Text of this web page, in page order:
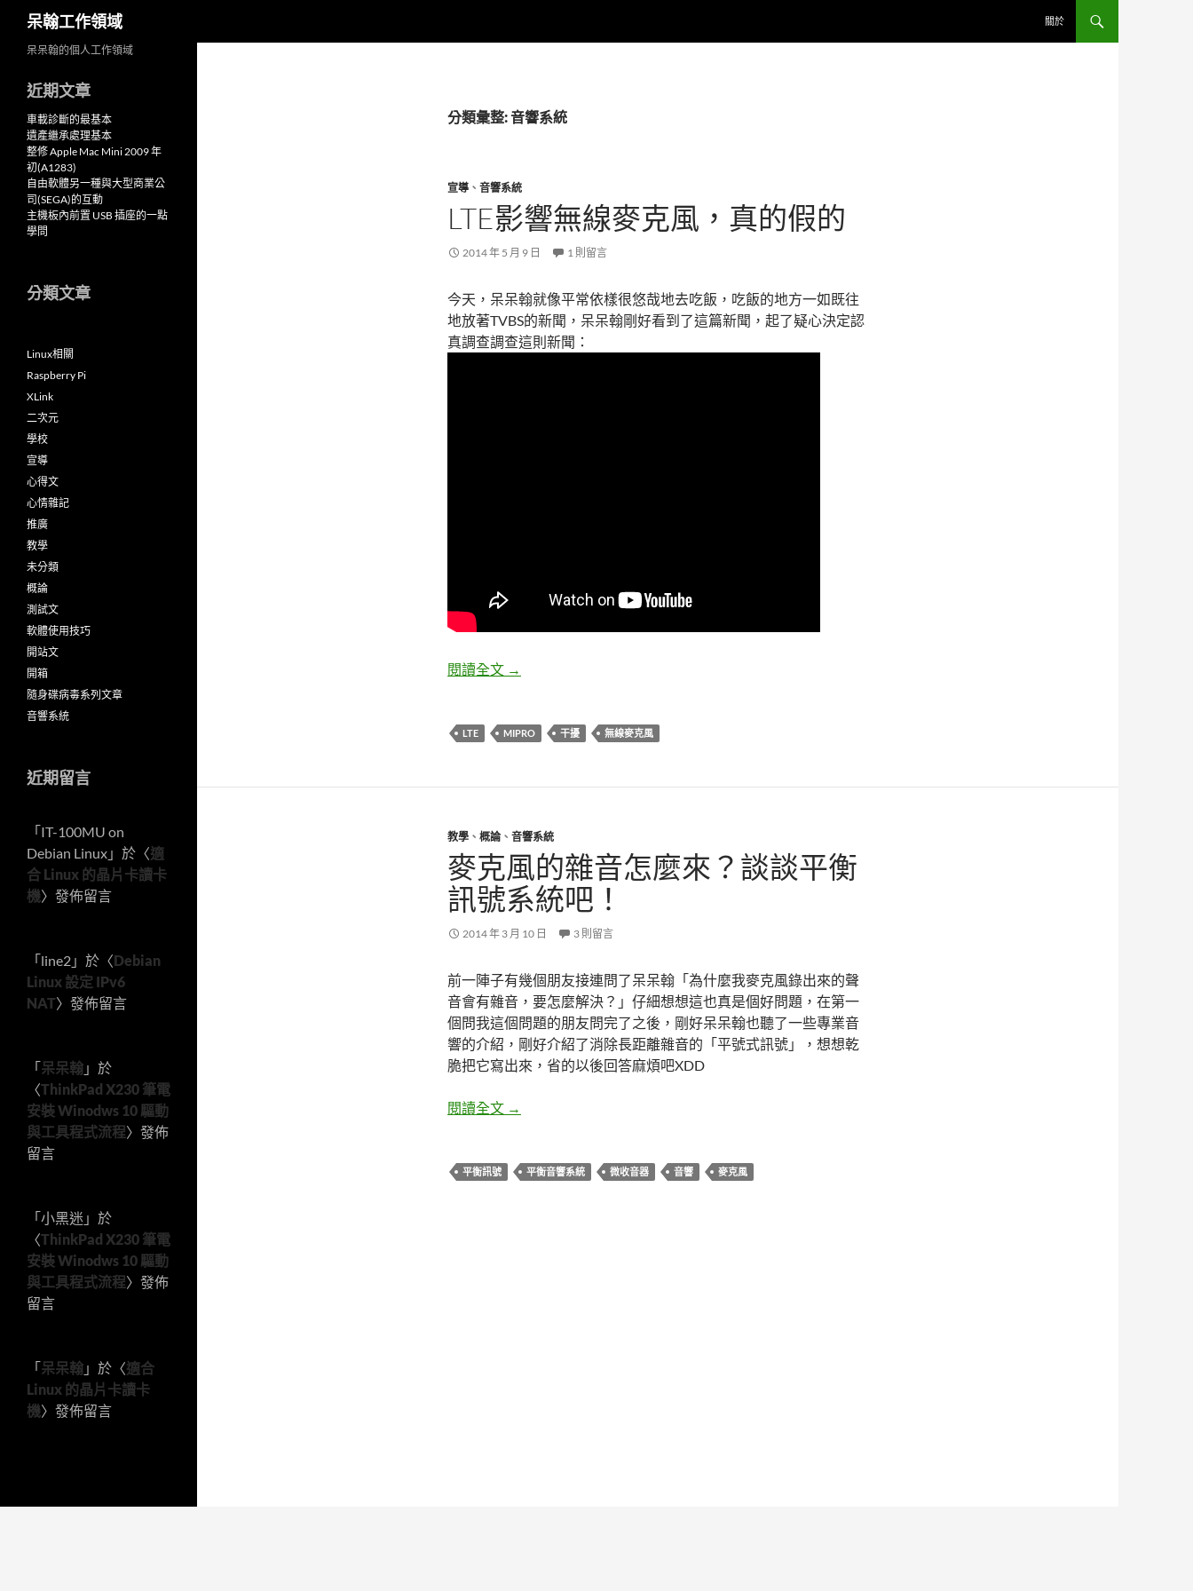
呆翰工作領域 關於
分類彙整: 音響系統
宣導 、 音響系統
LTE影響無線麥克風，真的假的
2014 年 5 月 9 日 1 則留言
今天，呆呆翰就像平常依樣很悠哉地去吃飯，吃飯的地方一如既往
地放著TVBS的新聞，呆呆翰剛好看到了這篇新聞，起了疑心決定認
真調查調查這則新聞：
閱讀全文 LTE影響無線麥克風，真的假的
→
LTE MIPRO 干擾 無線麥克風
教學 、 概論 、 音響系統
麥克風的雜音怎麼來？談談平衡
訊號系統吧！
2014 年 3 月 10 日 3 則留言
前一陣子有幾個朋友接連問了呆呆翰「為什麼我麥克風錄出來的聲
音會有雜音，要怎麼解決？」仔細想想這也真是個好問題，在第一
個問我這個問題的朋友問完了之後，剛好呆呆翰也聽了一些專業音
響的介紹，剛好介紹了消除長距離雜音的「平號式訊號」，想想乾
脆把它寫出來，省的以後回答麻煩吧XDD
閱讀全文 麥克風的雜音怎麼來？談談平衡訊號系統吧！
→
平衡訊號 平衡音響系統 微收音器 音響 麥克風
呆呆翰的個人工作領域
近期文章
車載診斷的最基本
遺產繼承處理基本
整修 Apple Mac Mini 2009 年
初(A1283)
自由軟體另一種與大型商業公
司(SEGA)的互動
主機板內前置 USB 插座的一點
學問
分類文章
Linux相關
Raspberry Pi
XLink
二次元
學校
宣導
心得文
心情雜記
推廣
教學
未分類
概論
測試文
軟體使用技巧
開站文
開箱
隨身碟病毒系列文章
音響系統
近期留言
「IT-100MU on
Debian Linux 」於〈適
合 Linux 的晶片卡讀卡
機〉發佈留言
「line2 」於〈Debian
Linux 設定 IPv6
NAT〉發佈留言
「呆呆翰 」於
〈ThinkPad X230 筆電
安裝 Winodws 10 驅動
與工具程式流程〉發佈
留言
「小黑迷 」於
〈ThinkPad X230 筆電
安裝 Winodws 10 驅動
與工具程式流程〉發佈
留言
「呆呆翰 」於〈適合
Linux 的晶片卡讀卡
機〉發佈留言